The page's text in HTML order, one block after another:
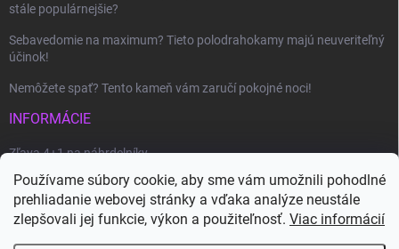
Používame súbory cookie, aby sme vám umožnili pohodlné
prehliadanie webovej stránky a vďaka analýze neustále
zlepšovali jej funkcie, výkon a použiteľnosť. Viac informácií
stále populárnejšie?
Sebavedomie na maximum? Tieto polodrahokamy majú neuveriteľný
účinok!
Nemôžete spať? Tento kameň vám zaručí pokojné noci!
INFORMÁCIE
Zľava 4+1 na náhrdelníky
Ako uplatniť zľavový kupón?
Veľkoobchod